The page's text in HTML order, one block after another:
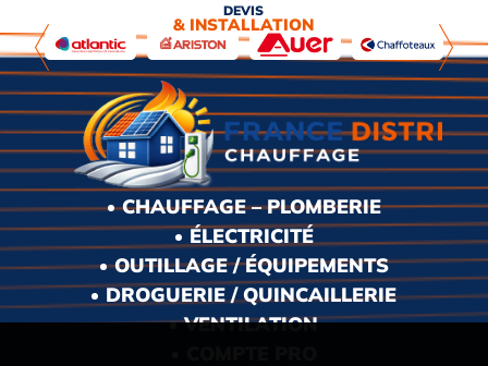
DEVIS
& INSTALLATION
CHAUFFAGE – PLOMBERIE
ÉLECTRICITÉ
OUTILLAGE / ÉQUIPEMENTS
DROGUERIE / QUINCAILLERIE
VENTILATION